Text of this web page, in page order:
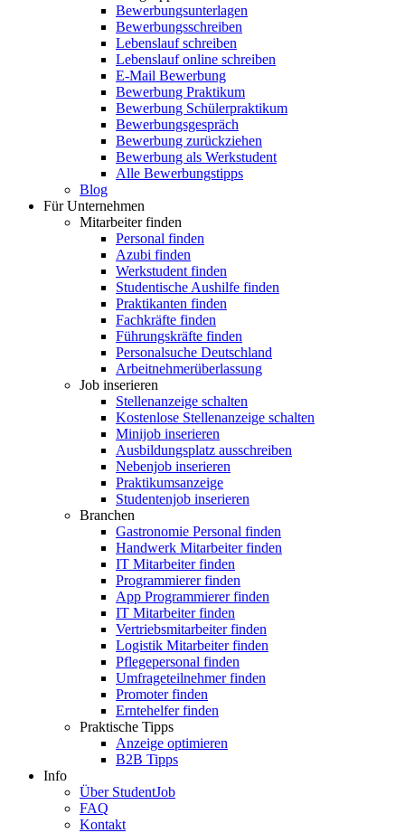
Bewerbungsunterlagen
Bewerbungsschreiben
Lebenslauf schreiben
Lebenslauf online schreiben
E-Mail Bewerbung
Bewerbung Praktikum
Bewerbung Schülerpraktikum
Bewerbungsgespräch
Bewerbung zurückziehen
Bewerbung als Werkstudent
Alle Bewerbungstipps
Blog
Für Unternehmen
Mitarbeiter finden
Personal finden
Azubi finden
Werkstudent finden
Studentische Aushilfe finden
Praktikanten finden
Fachkräfte finden
Führungskräfte finden
Personalsuche Deutschland
Arbeitnehmerüberlassung
Job inserieren
Stellenanzeige schalten
Kostenlose Stellenanzeige schalten
Minijob inserieren
Ausbildungsplatz ausschreiben
Nebenjob inserieren
Praktikumsanzeige
Studentenjob inserieren
Branchen
Gastronomie Personal finden
Handwerk Mitarbeiter finden
IT Mitarbeiter finden
Programmierer finden
App Programmierer finden
IT Mitarbeiter finden
Vertriebsmitarbeiter finden
Logistik Mitarbeiter finden
Pflegepersonal finden
Umfrageteilnehmer finden
Promoter finden
Erntehelfer finden
Praktische Tipps
Anzeige optimieren
B2B Tipps
Info
Über StudentJob
FAQ
Kontakt